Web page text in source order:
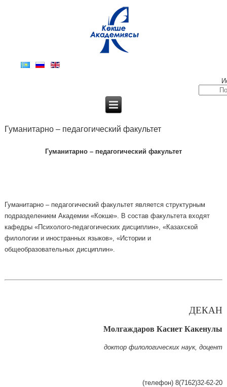
Гуманитарно – педагогический факультет
Гуманитарно – педагогический факультет
Гуманитарно – педагогический факультет является структурным
подразделением Академии «Кокше». В состав факультета входят
кафедры «Психолого-педагогических дисциплин», «Казахской
филологии и иностранных языков», «Истории и
общеобразовательных дисциплин».
ДЕКАН
Молгаждаров Касиет Какенулы
доктор филологических наук, доцент
(телефон) 8(7162)32-62-20